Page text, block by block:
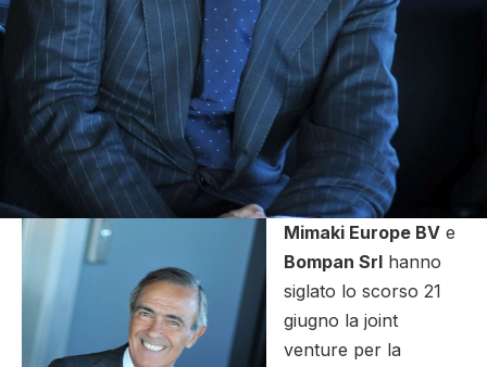
Mimaki Europe BV e
Bompan Srl hanno
siglato lo scorso 21
giugno la joint
venture per la